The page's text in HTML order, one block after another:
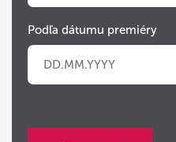
Podľa dátumu premiéry